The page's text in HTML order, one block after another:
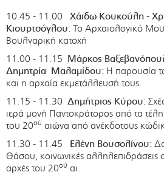
10.45 - 11.00 Χάιδω Κουκούλη -
Κιουρτσόγλου: Το Αρχαιολογικό
Βουλγαρική κατοχή
11.00 - 11.15 Μάρκος
Δημητρία Μαλαμίδου: Η παρουσία
και η αρχαία εκμετάλλευσή τους.
11.15 - 11.30 Δημήτριος Κύρου:
ιερά μονή Παντοκράτορος από τα
του 20ού αιώνα από ανέκδοτους
11.30 - 11.45 Ελένη Βουσολίνου:
Θάσου, κοινωνικές αλληλεπιδράσεις
αρχές του 20ού αι.